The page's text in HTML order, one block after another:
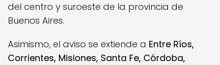
del centro y suroeste de la provincia de
Buenos Aires.
Asimismo, el aviso se extiende a Entre Ríos,
Corrientes, Misiones, Santa Fe, Córdoba,